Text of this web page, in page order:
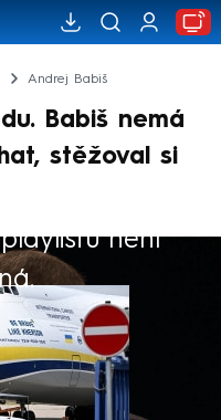
Andrej Babiš
Babiš nemá
stěžoval si
není